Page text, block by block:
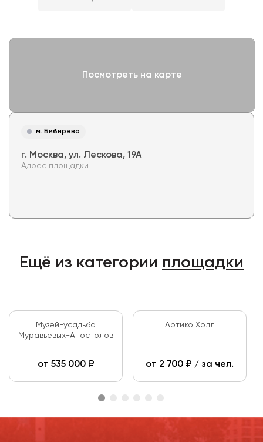
Посмотреть на карте
м. Бибирево
г. Москва, ул. Лескова, 19А
Адрес площадки
Ещё из категории площадки
Музей-усадьба
Муравьевых-Апостолов
от 535 000₽
Артико Холл
от 2 700 ₽ / за чел.